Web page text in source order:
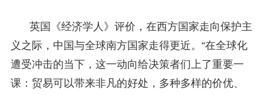
英国《经济学人》评价，在西方国家走向保护主
义之际，中国与全球南方国家走得更近。“在全球化
遭受冲击的当下，这一动向给决策者们上了重要一
课：贸易可以带来非凡的好处，多种多样的价优、